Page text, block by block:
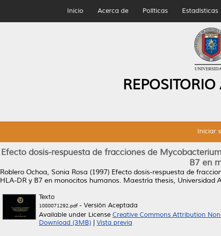
Inicio Acerca de Políticas Estadísticas
Iniciar
Efecto dosis-respuesta de fracciones de
B7 en
Roblero Ochoa, Sonia Rosa (1997) Efecto dosis-respuesta de
HLA-DR y B7 en monocitos humanos. Maestría thesis, Universidad
Texto
1080071292.pdf- Versión Aceptada
Available under License Creative Commons Attribution
Download (3MB)
Vista previa